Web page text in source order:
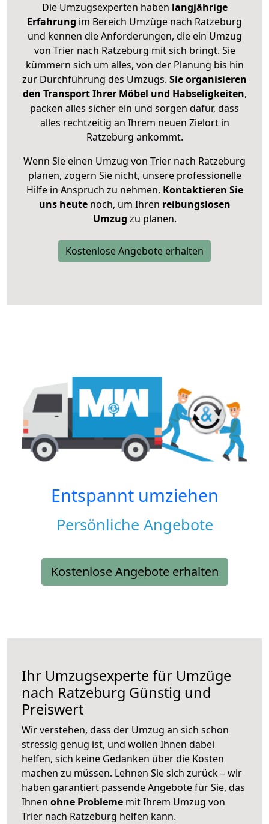
Die Umzugsexperten haben langjährige
Erfahrung im Bereich Umzüge nach Ratzeburg
und kennen die Anforderungen, die ein Umzug
von Trier nach Ratzeburg mit sich bringt. Sie
kümmern sich um alles, von der Planung bis hin
zur Durchführung des Umzugs. Sie organisieren
den Transport Ihrer Möbel und Habseligkeiten,
packen alles sicher ein und sorgen dafür, dass
alles rechtzeitig an Ihrem neuen Zielort in
Ratzeburg ankommt.
Wenn Sie einen Umzug von Trier nach Ratzeburg
planen, zögern Sie nicht, unsere professionelle
Hilfe in Anspruch zu nehmen. Kontaktieren Sie
uns heutenoch, um Ihren reibungslosen
Umzug zu planen.
Kostenlose Angebote erhalten
Entspannt umziehen
Persönliche Angebote
Kostenlose Angebote erhalten
Ihr Umzugsexperte für Umzüge
nach Ratzeburg Günstig und
Preiswert
Wir verstehen, dass der Umzug an sich schon
stressig genug ist, und wollen Ihnen dabei
helfen, sich keine Gedanken über die Kosten
machen zu müssen. Lehnen Sie sich zurück – wir
haben garantiert passende Angebote für Sie, das
Ihnen ohne Probleme mit Ihrem Umzug von
Trier nach Ratzeburg helfen kann.